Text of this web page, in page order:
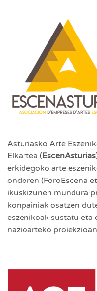
Asturiasko Arte
Elkartea (EscenAsturias
erkidegoko arte
ondoren (ForoEscena
ikuskizunen mundura
konpainiak osatzen
eszenikoak sustatu eta
nazioarteko